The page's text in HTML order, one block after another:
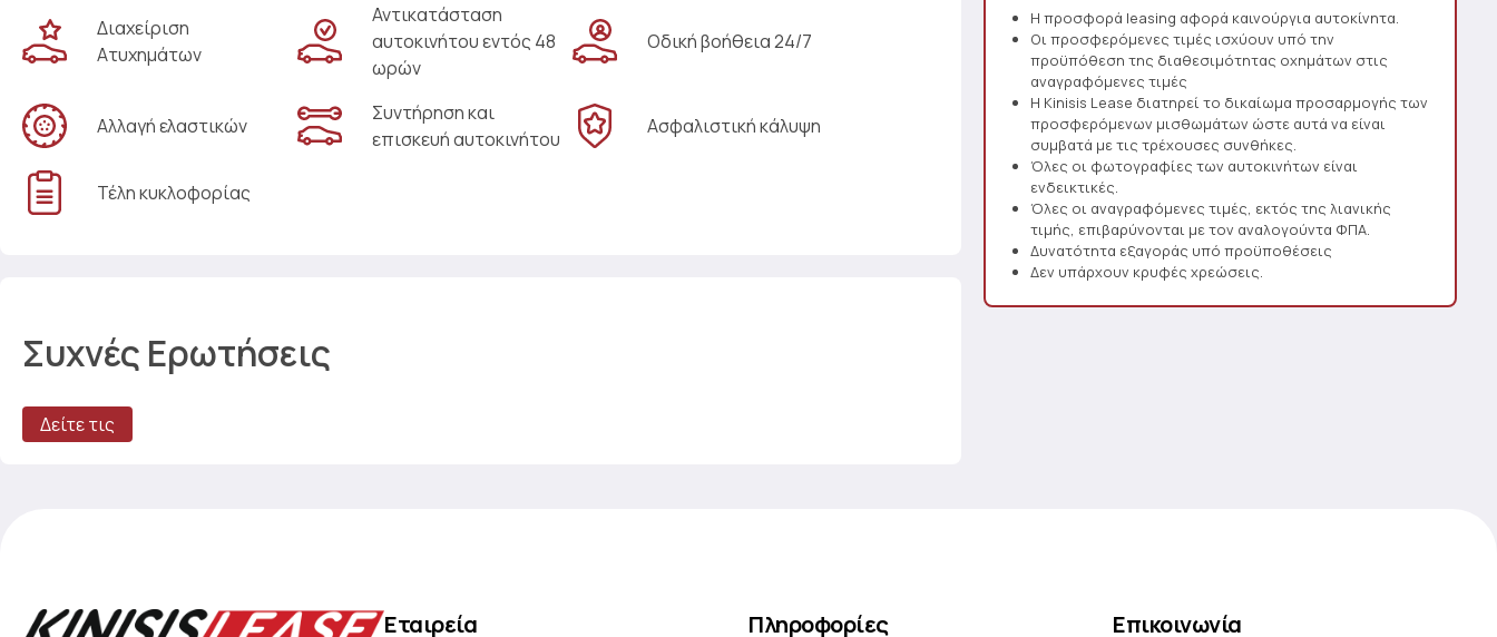
Διαχείριση
Ατυχημάτων
Αντικατάσταση
αυτοκινήτου εντός 48
ωρών
Οδική βοήθεια 24/7
Αλλαγή ελαστικών
Συντήρηση και
επισκευή αυτοκινήτου
Ασφαλιστική κάλυψη
Τέλη κυκλοφορίας
Συχνές Ερωτήσεις
Δείτε τις
Η προσφορά leasing αφορά καινούργια αυτοκίνητα.
Οι προσφερόμενες τιμές ισχύουν υπό την
προϋπόθεση της διαθεσιμότητας οχημάτων στις
αναγραφόμενες τιμές
Η Kinisis Lease διατηρεί το δικαίωμα προσαρμογής των
προσφερόμενων μισθωμάτων ώστε αυτά να είναι
συμβατά με τις τρέχουσες συνθήκες.
Όλες οι φωτογραφίες των αυτοκινήτων είναι
ενδεικτικές.
Όλες οι αναγραφόμενες τιμές, εκτός της λιανικής
τιμής, επιβαρύνονται με τον αναλογούντα ΦΠΑ.
Δυνατότητα εξαγοράς υπό προϋποθέσεις
Δεν υπάρχουν κρυφές χρεώσεις.
Εταιρεία Πληροφορίες Επικοινωνία